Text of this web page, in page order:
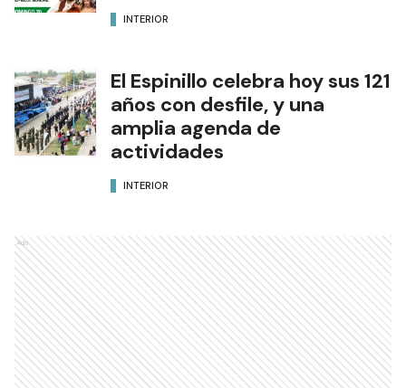
INTERIOR
El Espinillo celebra hoy sus 121
años con desfile, y una
amplia agenda de
actividades
INTERIOR
Ads